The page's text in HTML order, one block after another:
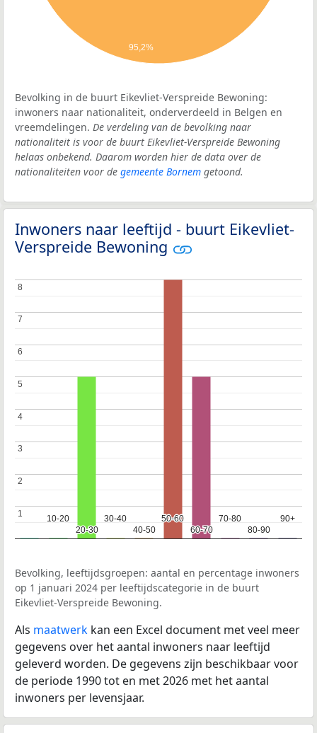
95,2%
Bevolking in de buurt Eikevliet-Verspreide Bewoning:
inwoners naar nationaliteit, onderverdeeld in Belgen en
vreemdelingen. De verdeling van de bevolking naar
nationaliteit is voor de buurt Eikevliet-Verspreide Bewoning
helaas onbekend. Daarom worden hier de data over de
nationaliteiten voor de gemeente Bornem getoond.
Inwoners naar leeftijd - buurt Eikevliet-
Verspreide Bewoning
10-20
10-20
20-30
20-30
30-40
30-40
40-50
40-50
50-60
50-60
60-70
60-70
70-80
70-80
80-90
80-90
90+
90+
11
2
2
3
3
4
4
5
5
6
6
7
7
8
8
Bevolking, leeftijdsgroepen: aantal en percentage inwoners
op 1 januari 2024 per leeftijdscategorie in de buurt
Eikevliet-Verspreide Bewoning.
Als maatwerk kan een Excel document met veel meer
gegevens over het aantal inwoners naar leeftijd
geleverd worden. De gegevens zijn beschikbaar voor
de periode 1990 tot en met 2026 met het aantal
inwoners per levensjaar.